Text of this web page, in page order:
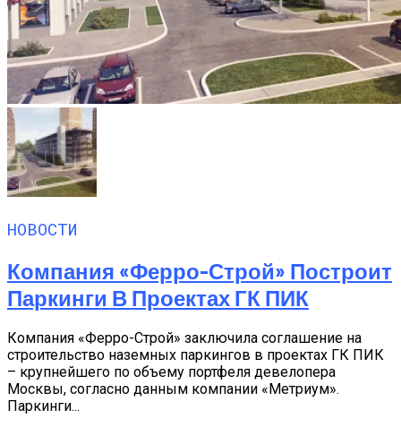
НОВОСТИ
Компания «Ферро-Строй» Построит
Паркинги В Проектах ГК ПИК
Компания «Ферро-Строй» заключила соглашение на
строительство наземных паркингов в проектах ГК ПИК
– крупнейшего по объему портфеля девелопера
Москвы, согласно данным компании «Метриум».
Паркинги...